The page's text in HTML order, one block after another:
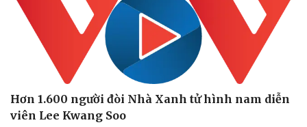
Hơn 1.600 người đòi Nhà Xanh tử hình nam diễn
viên Lee Kwang Soo